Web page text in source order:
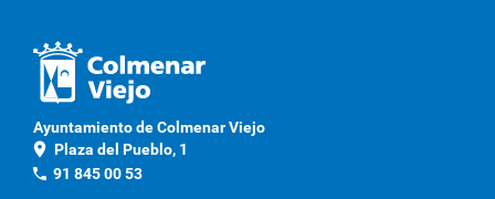
Ayuntamiento de Colmenar Viejo
location_on Plaza del Pueblo, 1
phone 91 845 00 53